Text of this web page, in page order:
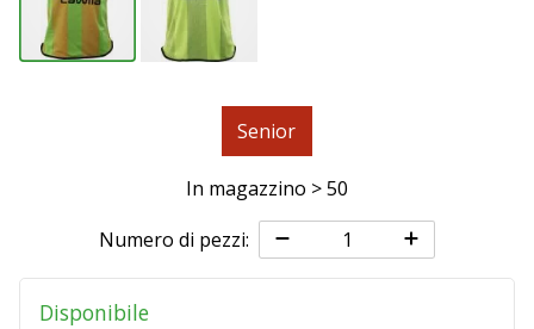
11. 8. 2022
il
tuo
Senior
In magazzino > 50
Numero di pezzi:
Disponibile